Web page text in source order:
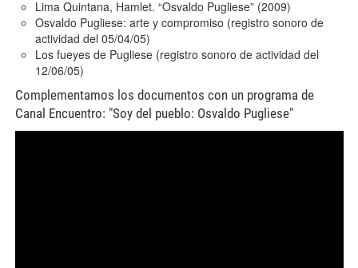
Lima Quintana, Hamlet. “Osvaldo Pugliese” (2009)
Osvaldo Pugliese: arte y compromiso (registro sonoro de
actividad del 05/04/05)
Los fueyes de Pugliese (registro sonoro de actividad del
12/06/05)
Complementamos los documentos con un programa de
Canal Encuentro: "Soy del pueblo: Osvaldo Pugliese"